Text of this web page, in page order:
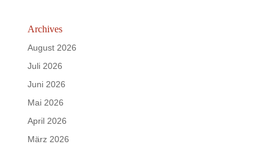
Archives
August 2026
Juli 2026
Juni 2026
Mai 2026
April 2026
März 2026